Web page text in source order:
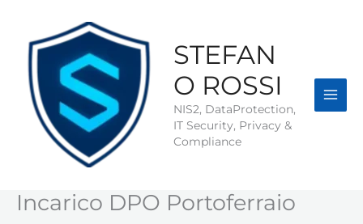
contenuto
STEFAN
O ROSSI
NIS2, DataProtection,
IT Security, Privacy &
Compliance
Incarico DPO Portoferraio